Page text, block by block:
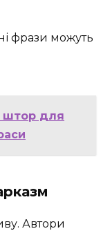
фрази можуть
штор для
Автори